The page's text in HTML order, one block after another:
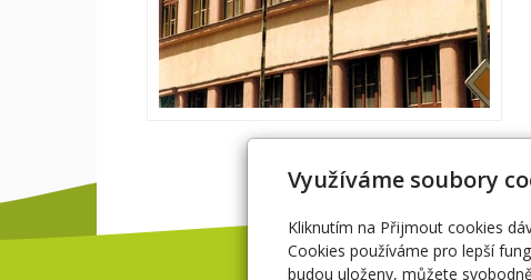
Využíváme soubory
Kliknutím na Přijmout cookies
Cookies používáme pro lepší
budou uloženy, můžete